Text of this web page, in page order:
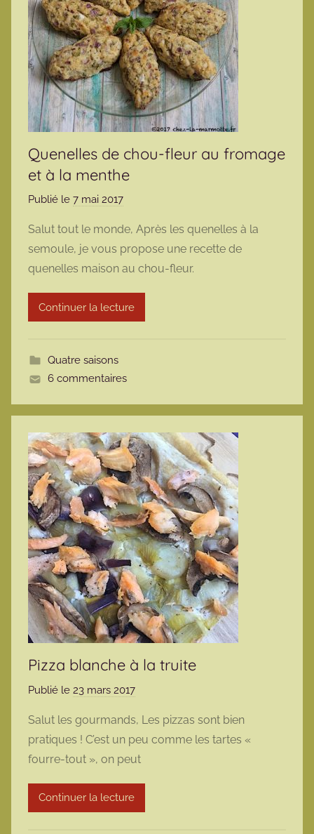
Quenelles de chou-fleur au fromage
et à la menthe
Publié le 7 mai 2017
r
m
a
r
m
e
Salut tout le monde, Après les quenelles à la
semoule, je vous propose une recette de
quenelles maison au chou-fleur.
Continuer la lecture
Quatre saisons
6 commentaires
Pizza blanche à la truite
Publié le 23 mars 2017
r
m
a
r
Salut les gourmands, Les pizzas sont bien
pratiques ! C’est un peu comme les tartes «
fourre-tout », on peut
Continuer la lecture